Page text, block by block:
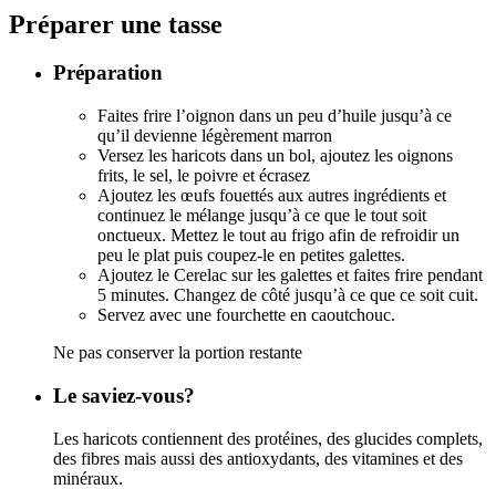
Préparer une tasse
Préparation
Faites frire l’oignon dans un peu d’huile jusqu’à ce
qu’il devienne légèrement marron
Versez les haricots dans un bol, ajoutez les oignons
frits, le sel, le poivre et écrasez
Ajoutez les œufs fouettés aux autres ingrédients et
continuez le mélange jusqu’à ce que le tout soit
onctueux. Mettez le tout au frigo afin de refroidir un
peu le plat puis coupez-le en petites galettes.
Ajoutez le Cerelac sur les galettes et faites frire pendant
5 minutes. Changez de côté jusqu’à ce que ce soit cuit.
Servez avec une fourchette en caoutchouc.
Ne pas conserver la portion restante
Le saviez-vous?
Les haricots contiennent des protéines, des glucides complets,
des fibres mais aussi des antioxydants, des vitamines et des
minéraux.